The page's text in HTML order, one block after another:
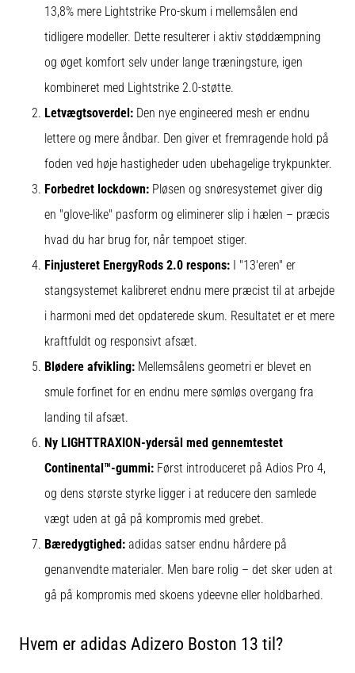
13,8% mere Lightstrike Pro-skum i mellemsålen end
tidligere modeller. Dette resulterer i aktiv støddæmpning
og øget komfort selv under lange træningsture, igen
kombineret med Lightstrike 2.0-støtte.
Letvægtsoverdel: Den nye engineered mesh er endnu
lettere og mere åndbar. Den giver et fremragende hold på
foden ved høje hastigheder uden ubehagelige trykpunkter.
Forbedret lockdown: Pløsen og snøresystemet giver dig
en "glove-like" pasform og eliminerer slip i hælen – præcis
hvad du har brug for, når tempoet stiger.
Finjusteret EnergyRods 2.0 respons: I "13'eren" er
stangsystemet kalibreret endnu mere præcist til at arbejde
i harmoni med det opdaterede skum. Resultatet er et mere
kraftfuldt og responsivt afsæt.
Blødere afvikling: Mellemsålens geometri er blevet en
smule forfinet for en endnu mere sømløs overgang fra
landing til afsæt.
Ny LIGHTTRAXION-ydersål med gennemtestet
Continental™-gummi: Først introduceret på Adios Pro 4,
og dens største styrke ligger i at reducere den samlede
vægt uden at gå på kompromis med grebet.
Bæredygtighed: adidas satser endnu hårdere på
genanvendte materialer. Men bare rolig – det sker uden at
gå på kompromis med skoens ydeevne eller holdbarhed.
Hvem er adidas Adizero Boston 13 til?